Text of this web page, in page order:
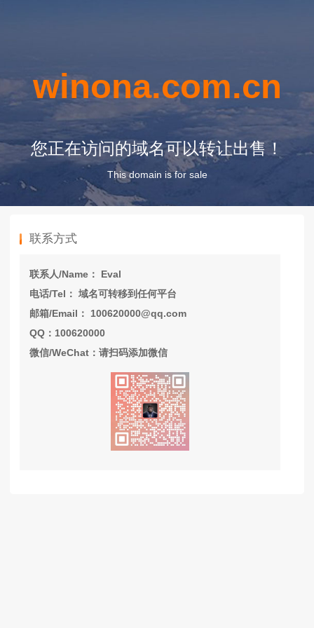
winona.com.cn
您正在访问的域名可以转让出售！
This domain is for sale
联系方式
联系人/Name： Eval
电话/Tel： 域名可转移到任何平台
邮箱/Email： 100620000@qq.com
QQ：100620000
微信/WeChat：请扫码添加微信